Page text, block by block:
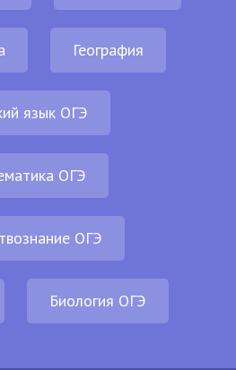
География
язык ОГЭ
ОГЭ
ОГЭ
Биология ОГЭ